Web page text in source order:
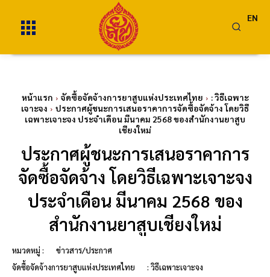
EN
หน้าแรก จัดซื้อจัดจ้างการยาสูบแห่งประเทศไทย
: วิธีเฉพาะ
เจาะจง
ประกาศผู้ชนะการเสนอราคาการจัดซื้อจัดจ้าง โดยวิธี
เฉพาะเจาะจง ประจำเดือน มีนาคม 2568 ของสำนักงานยาสูบ
เชียงใหม่
ประกาศผู้ชนะการเสนอราคาการ
จัดซื้อจัดจ้าง โดยวิธีเฉพาะเจาะจง
ประจำเดือน มีนาคม 2568 ของ
สำนักงานยาสูบเชียงใหม่
หมวดหมู่ :
ข่าวสาร/ประกาศ
จัดซื้อจัดจ้างการยาสูบแห่งประเทศไทย
: วิธีเฉพาะเจาะจง